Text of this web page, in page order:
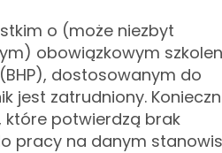
o (może niezbyt
obowiązkowym
dostosowanym do
jest zatrudniony.
które potwierdzą brak
pracy na danym